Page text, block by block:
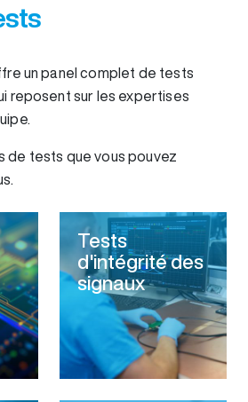
un panel complet de tests
reposent sur les expertises
de tests que vous pouvez
Tests
d'intégrité des
signaux